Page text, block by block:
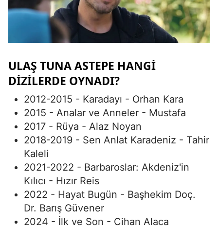
Van
Yozgat
Zonguldak
Karaman
Batman
Şırnak
ULAŞ TUNA ASTEPE HANGİ
DİZİLERDE OYNADI?
2012-2015 - Karadayı - Orhan Kara
2015 - Analar ve Anneler - Mustafa
2017 - Rüya - Alaz Noyan
2018-2019 - Sen Anlat Karadeniz - Tahir
Kaleli
2021-2022 - Barbaroslar: Akdeniz'in
Kılıcı - Hızır Reis
2022 - Hayat Bugün - Başhekim Doç.
Dr. Barış Güvener
2024 - İlk ve Son - Cihan Alaca